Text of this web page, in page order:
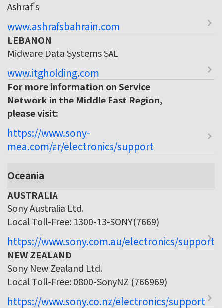
Ashraf's
www.ashrafsbahrain.com
LEBANON
Midware Data Systems SAL
www.itgholding.com
For more information on Service
Network in the Middle East Region,
please visit:
https://www.sony-
mea.com/ar/electronics/support
Oceania
AUSTRALIA
Sony Australia Ltd.
Local Toll-Free: 1300-13-SONY(7669)
https://www.sony.com.au/electronics/support
NEW ZEALAND
Sony New Zealand Ltd.
Local Toll-Free: 0800-SonyNZ (766969)
https://www.sony.co.nz/electronics/support